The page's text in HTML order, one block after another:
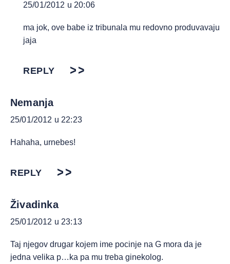
25/01/2012 u 20:06
ma jok, ove babe iz tribunala mu redovno produvavaju
jaja
REPLY
Nemanja
25/01/2012 u 22:23
Hahaha, urnebes!
REPLY
Živadinka
25/01/2012 u 23:13
Taj njegov drugar kojem ime pocinje na G mora da je
jedna velika p…ka pa mu treba ginekolog.